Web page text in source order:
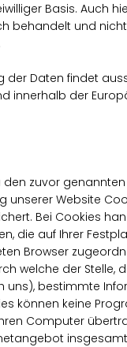
Basis. Auch
behandelt und
der Daten findet
innerhalb der
den zuvor
unserer Website
Bei Cookies
die auf Ihrer
Browser
welche der Stelle,
uns), bestimmte
können keine
Computer
insgesamt